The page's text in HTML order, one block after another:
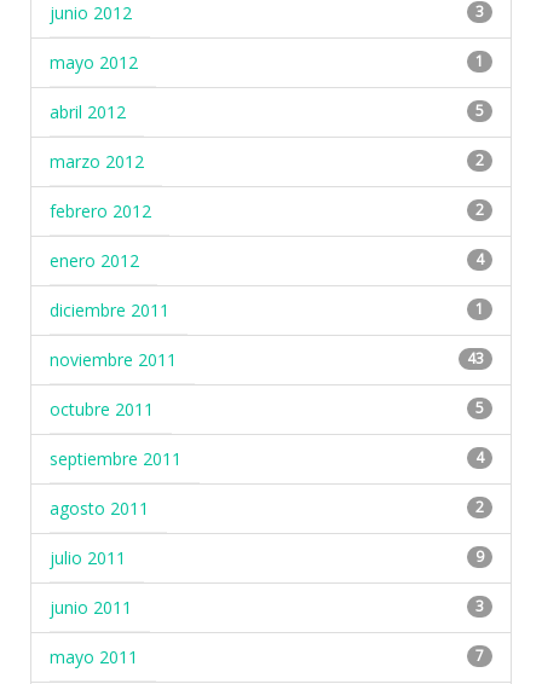
junio 2012 3
mayo 2012 1
abril 2012 5
marzo 2012 2
febrero 2012 2
enero 2012 4
diciembre 2011 1
noviembre 2011 43
octubre 2011 5
septiembre 2011 4
agosto 2011 2
julio 2011 9
junio 2011 3
mayo 2011 7